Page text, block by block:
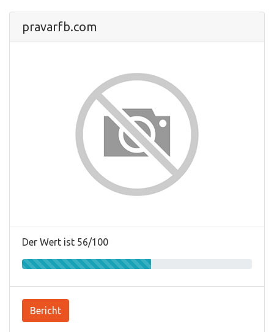
pravarfb.com
Der Wert ist 56/100
Bericht